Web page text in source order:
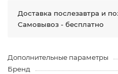
Доставка послезавтра и
Самовывоз - бесплатно
Дополнительные параметры
Бренд